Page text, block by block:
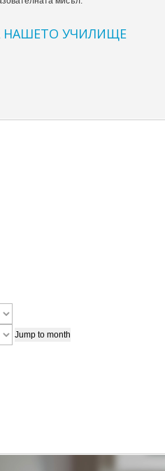
НАШЕТО УЧИЛИЩЕ
Jump to month